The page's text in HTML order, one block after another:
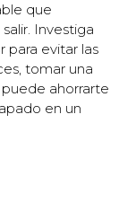
que
Investiga
para evitar las
tomar una
ahorrarte
en un